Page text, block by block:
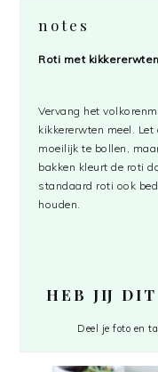
notes
Roti met
Vervang het
kikkererwten meel.
moeilijk te bollen,
bakken kleurt de roti
standaard roti ook
houden.
HEB JIJ
Deel je foto en